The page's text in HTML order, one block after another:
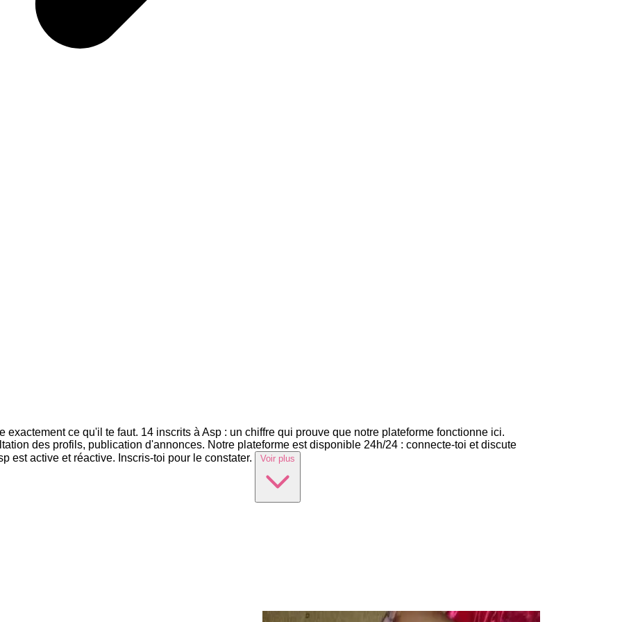
exactement ce qu'il te faut. 14 inscrits à Asp : un chiffre qui prouve que notre plateforme fonctionne ici.
des profils, publication d'annonces. Notre plateforme est disponible 24h/24 : connecte-toi et discute
est active et réactive. Inscris-toi pour le constater.
Voir plus